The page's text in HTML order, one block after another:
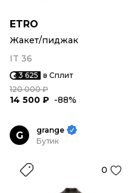
ETRO
Жакет/пиджак
IT 36
3 625 в Сплит
120 000 ₽
14 500 ₽ -88%
G
grange
Бутик
0